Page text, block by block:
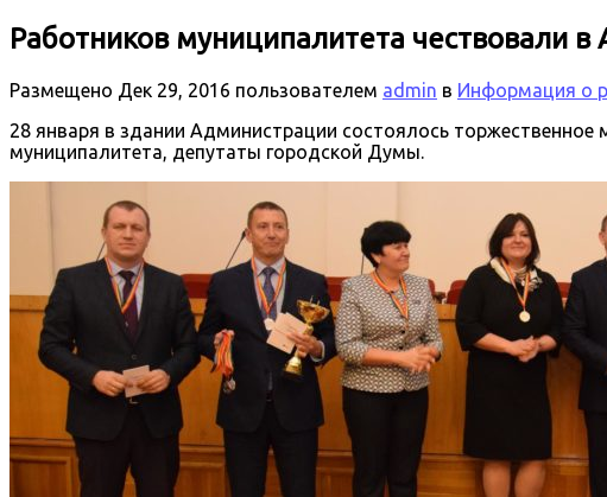
Работников муниципалитета чествовали
Размещено Дек 29, 2016 пользователем admin в Информация о
28 января в здании Администрации состоялось
муниципалитета, депутаты городской Думы.